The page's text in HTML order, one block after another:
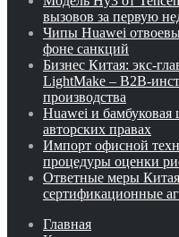
вызовов за первую
Чипы Huawei
фоне санкций
Бизнес Китая: экс-
LightMake – B2B-
производства
Huawei и бамбуковая
авторских правах
Импорт офисной
процедуры оценки
Ответные меры
сертификационные
Главная